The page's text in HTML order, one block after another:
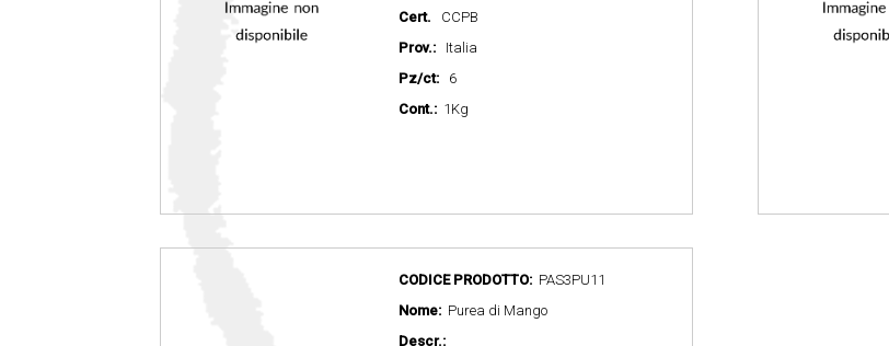
Cert. CCPB
Prov.:Italia
Pz/ct:6
Cont.:1Kg
CODICE PRODOTTO:PAS3PU11
Nome:Purea di Mango
Descr.: